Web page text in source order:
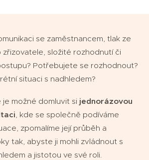
se zaměstnancem, tlak ze
složité rozhodnutí či
Potřebujete se rozhodnout?
situaci s nadhledem?
možné domluvit si jednorázovou
, kde se společně podíváme
zpomalíme její průběh a
tak, abyste ji mohli zvládnout s
a jistotou ve své roli.